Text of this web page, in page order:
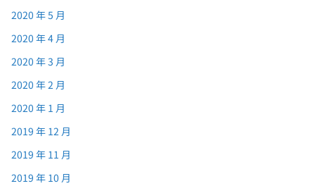
2020 年 5 月
2020 年 4 月
2020 年 3 月
2020 年 2 月
2020 年 1 月
2019 年 12 月
2019 年 11 月
2019 年 10 月